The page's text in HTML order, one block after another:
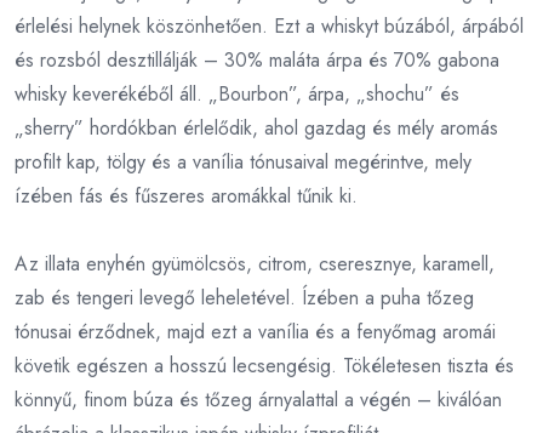
érlelési helynek köszönhetően. Ezt a whiskyt búzából, árpából
és rozsból desztillálják – 30% maláta árpa és 70% gabona
whisky keverékéből áll. „Bourbon”, árpa, „shochu” és
„sherry” hordókban érlelődik, ahol gazdag és mély aromás
profilt kap, tölgy és a vanília tónusaival megérintve, mely
ízében fás és fűszeres aromákkal tűnik ki.
Az illata enyhén gyümölcsös, citrom, cseresznye, karamell,
zab és tengeri levegő leheletével. Ízében a puha tőzeg
tónusai érződnek, majd ezt a vanília és a fenyőmag aromái
követik egészen a hosszú lecsengésig. Tökéletesen tiszta és
könnyű, finom búza és tőzeg árnyalattal a végén – kiválóan